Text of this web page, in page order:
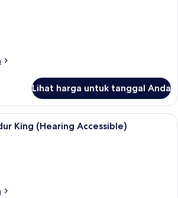
Lihat harga untuk tanggal Anda
Seprai premium, brankas, meja
King (Hearing Accessible)